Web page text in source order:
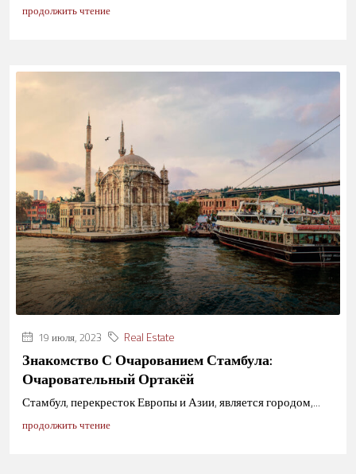
продолжить чтение
19 июля, 2023 Real Estate
Знакомство С Очарованием Стамбула:
Очаровательный Ортакёй
Стамбул, перекресток Европы и Азии, является городом,...
продолжить чтение